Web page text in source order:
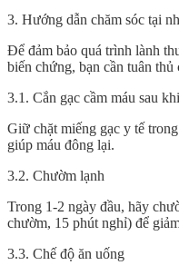
3. Hướng dẫn chăm sóc tại
Để đảm bảo quá trình lành
biến chứng, bạn cần tuân thủ
3.1. Cắn gạc cầm máu sau
Giữ chặt miếng gạc y tế
giúp máu đông lại.
3.2. Chườm lạnh
Trong 1-2 ngày đầu, hãy
chườm, 15 phút nghỉ) để
3.3. Chế độ ăn uống